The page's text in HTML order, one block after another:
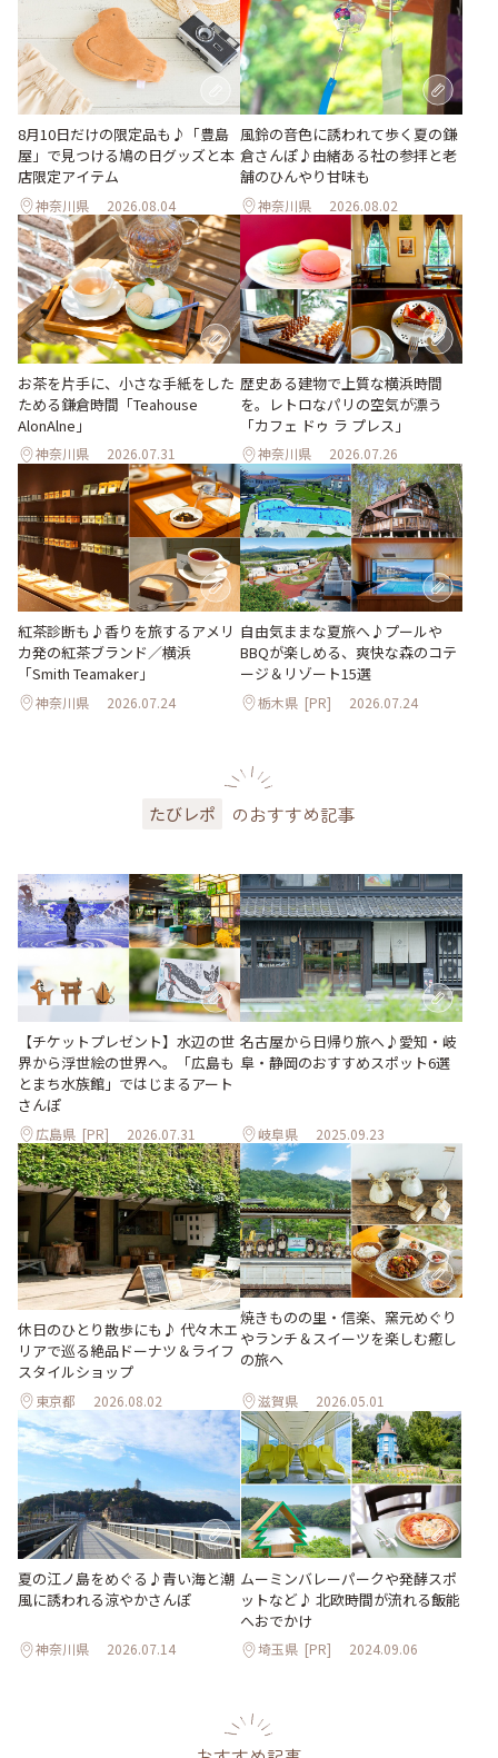
8月10日だけの限定品も♪「豊島
屋」で見つける鳩の日グッズと本
店限定アイテム
神奈川県 2026.08.04
風鈴の音色に誘われて歩く夏の鎌
倉さんぽ♪由緒ある社の参拝と老
舗のひんやり甘味も
神奈川県 2026.08.02
お茶を片手に、小さな手紙をした
ためる鎌倉時間「Teahouse
AlonAlne」
神奈川県 2026.07.31
歴史ある建物で上質な横浜時間
を。レトロなパリの空気が漂う
「カフェ ドゥ ラ プレス」
神奈川県 2026.07.26
紅茶診断も♪香りを旅するアメリ
カ発の紅茶ブランド／横浜
「Smith Teamaker」
神奈川県 2026.07.24
自由気ままな夏旅へ♪プールや
BBQが楽しめる、爽快な森のコテ
ージ＆リゾート15選
栃木県 [PR] 2026.07.24
たびレポ のおすすめ記事
【チケットプレゼント】水辺の世
界から浮世絵の世界へ。「広島も
とまち水族館」ではじまるアート
さんぽ
広島県 [PR] 2026.07.31
名古屋から日帰り旅へ♪愛知・岐
阜・静岡のおすすめスポット6選
岐阜県 2025.09.23
休日のひとり散歩にも♪ 代々木エ
リアで巡る絶品ドーナツ＆ライフ
スタイルショップ
東京都 2026.08.02
焼きものの里・信楽、窯元めぐり
やランチ＆スイーツを楽しむ癒し
の旅へ
滋賀県 2026.05.01
夏の江ノ島をめぐる♪青い海と潮
風に誘われる涼やかさんぽ
神奈川県 2026.07.14
ムーミンバレーパークや発酵スポ
ットなど♪ 北欧時間が流れる飯能
へおでかけ
埼玉県 [PR] 2024.09.06